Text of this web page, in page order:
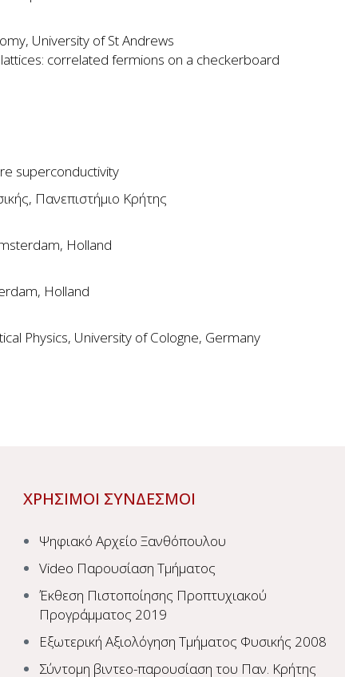
University of St Andrews
correlated fermions on a checkerboard
superconductivity
Πανεπιστήμιο Κρήτης
Holland
Holland
Physics, University of Cologne, Germany
ΧΡΗΣΙΜΟΙ ΣΥΝΔΕΣΜΟΙ
Ψηφιακό Αρχείο Ξανθόπουλου
Video Παρουσίαση Τμήματος
Έκθεση Πιστοποίησης Προπτυχιακού
Προγράμματος 2019
Εξωτερική Αξιολόγηση Τμήματος Φυσικής 2008
Σύντομη βιντεο-παρουσίαση του Παν. Κρήτης